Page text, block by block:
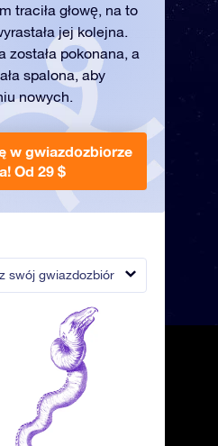
swój gwiazdozbiór
traciła głowę, na to
jej kolejna.
została pokonana, a
spalona, aby
nowych.
w gwiazdozbiorze
Od 29 $